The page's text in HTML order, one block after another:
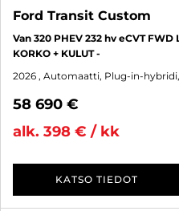
Ford Transit Custom
Van 320 PHEV 232 hv eCVT
KORKO + KULUT -
2026 , Automaatti, Plug-in-
58 690 €
alk. 398 € / kk
KATSO TIEDOT